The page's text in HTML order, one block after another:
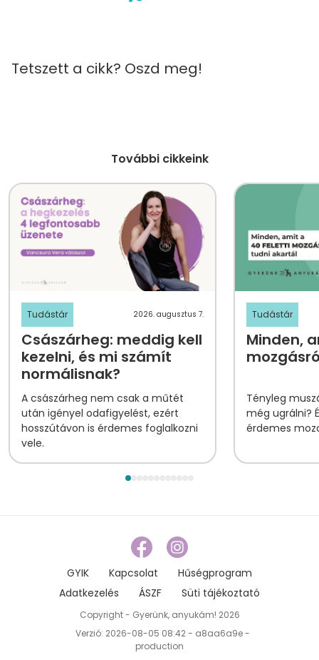
Tetszett a cikk? Oszd meg!
További cikkeink
Tudástár 2026. augusztus 7.
Császárheg: meddig kell
kezelni, és mi számít
normálisnak?
A császárheg nem csak a műtét
után igényel odafigyelést, ezért
hosszútávon is érdemes foglalkozni
vele.
Tudástár
Minden,
Tényleg
még ugrálni?
érdemes
GYIK Kapcsolat
Hűségprogram
Adatkezelés
ÁSZF Süti tájékoztató
Copyright - Gyerünk, anyukám! 2026
Verzió: 2026-08-05 08:42 - a8aa6a9e -
production